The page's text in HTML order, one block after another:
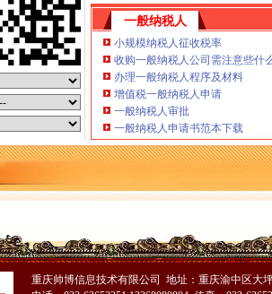
理哪营业执照和卫生许可证还有税务登记证吗
资产暨关联交易报告书摘要_四川路桥（
登记证？番禺分公司注册代理_番禺公司注册_
记证-滚动热点-21CN.COM
少时间_市民心声
民发展服务中心涵购2014[020号]教普仪器
院检验科实验家具、供应室家具竞争谈判采
庆代办公司注册、营业执照、验资、代理记帐
教你学会计》doc下载_爱问共享资料
到报表制作-会计实务-中国会计社区
3篇
务登记证的相关推荐-证券之星专栏文章
一般纳税人
小规模纳税人征收税率
收购一般纳税人公司需注意些什
办理一般纳税人程序及材料
增值税一般纳税人申请
一般纳税人审批
一般纳税人申请书范本下载
重庆帅博信息技术有限公司 地址：重庆渝中区大